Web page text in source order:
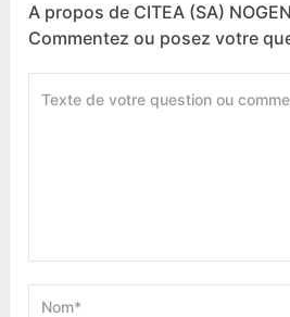
A propos de CITEA (SA)
Commentez ou posez votre